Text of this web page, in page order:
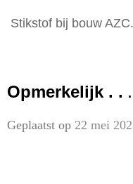
Stikstof bij bouw
Opmerkelijk . . .
Geplaatst op 22 mei